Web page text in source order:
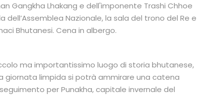
Gangkha Lhakang e dell'imponente Trashi Chhoe
Nazionale, la sala del trono del Re e
Bhutanesi. Cena in albergo.
ma importantissimo luogo di storia bhutanese,
giornata limpida si potrà ammirare una catena
per Punakha, capitale invernale del